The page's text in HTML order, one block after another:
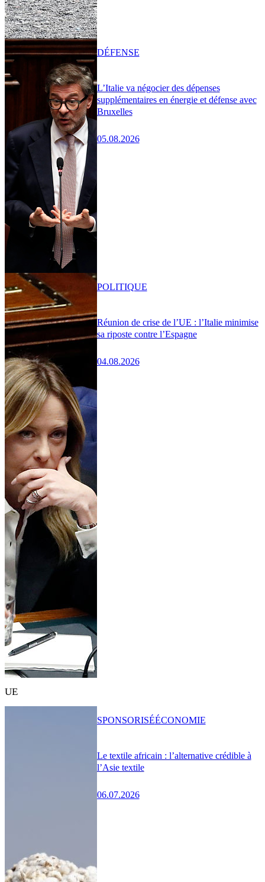
L’Italie va négocier des dépenses
supplémentaires en énergie et défense avec
Bruxelles
05.08.2026
DÉFENSE
Réunion de crise de l’UE : l’Italie minimise
sa riposte contre l’Espagne
04.08.2026
POLITIQUE
UE
Le textile africain : l’alternative crédible à
l’Asie textile
06.07.2026
SPONSORISÉÉCONOMIE